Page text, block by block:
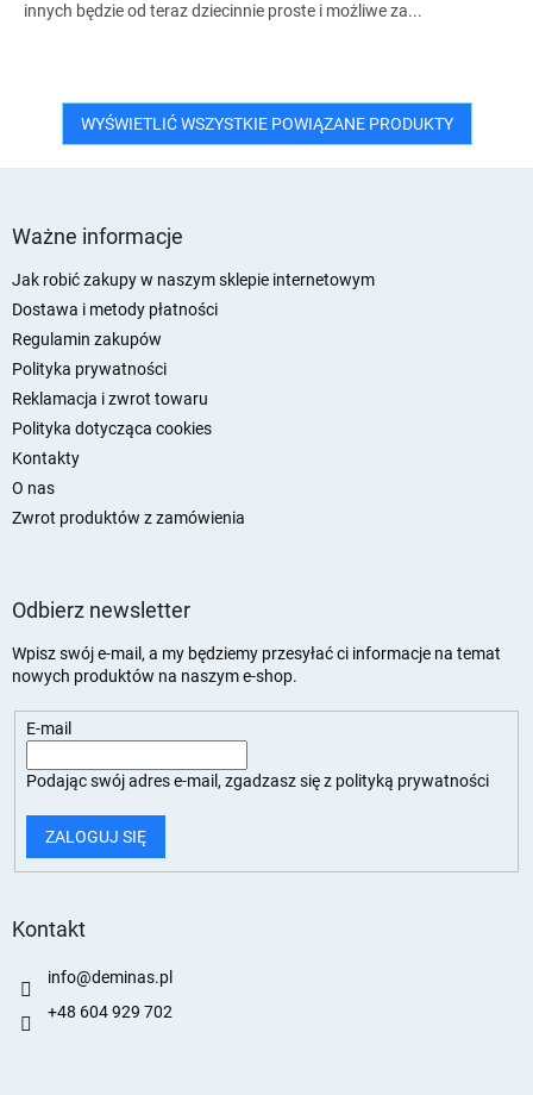
innych będzie od teraz dziecinnie proste i możliwe za...
WYŚWIETLIĆ WSZYSTKIE POWIĄZANE PRODUKTY
Ważne informacje
Jak robić zakupy w naszym sklepie internetowym
Dostawa i metody płatności
Regulamin zakupów
Polityka prywatności
Reklamacja i zwrot towaru
Polityka dotycząca cookies
Kontakty
O nas
Zwrot produktów z zamówienia
Odbierz newsletter
Wpisz swój e-mail, a my będziemy przesyłać ci informacje na temat
nowych produktów na naszym e-shop.
E-mail
Podając swój adres e-mail, zgadzasz się z polityką prywatności
ZALOGUJ SIĘ
Kontakt
info@deminas.pl
+48 604 929 702